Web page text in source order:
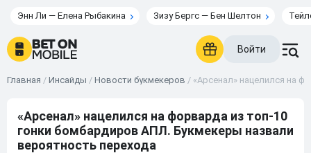
Энн Ли — Елена Рыбакина Зизу Бергс — Бен Шелтон
Войти
Главная / Инсайды / Новости букмекеров / «Арсенал» нацелился на
«Арсенал» нацелился на форварда из топ-10
гонки бомбардиров АПЛ. Букмекеры назвали
вероятность перехода